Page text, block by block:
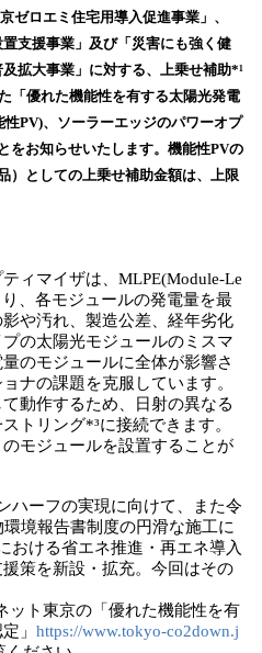
ゼロエミ住宅用導入促進事業」、
支援事業」及び「災害にも強く健
拡大事業」に対する、上乗せ補助*¹
「優れた機能性を有する太陽光発電
PV)、ソーラーエッジのパワーオプ
をお知らせいたします。機能性PVの
）としての上乗せ補助金額は、上限
ィマイザは、MLPE(Module-Le
、各モジュールの発電量を最
や汚れ、製造公差、経年劣化
の太陽光モジュールのミスマ
のモジュールに全体が影響さ
ナの課題を克服しています。
動作するため、日射の異なる
トリング*³に接続できます。
モジュールを設置することが
ハーフの実現に向けて、また令
境報告書制度の円滑な施工に
おける省エネ推進・再エネ導入
策を新設・拡充。今回はその
ット東京の「優れた機能性を有
」 https://www.tokyo-co2down.j